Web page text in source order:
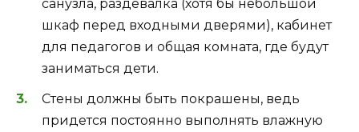
санузла, раздевалка (хотя бы небольшой
шкаф перед входными дверями), кабинет
для педагогов и общая комната, где будут
заниматься дети.
Стены должны быть покрашены, ведь
придется постоянно выполнять влажную